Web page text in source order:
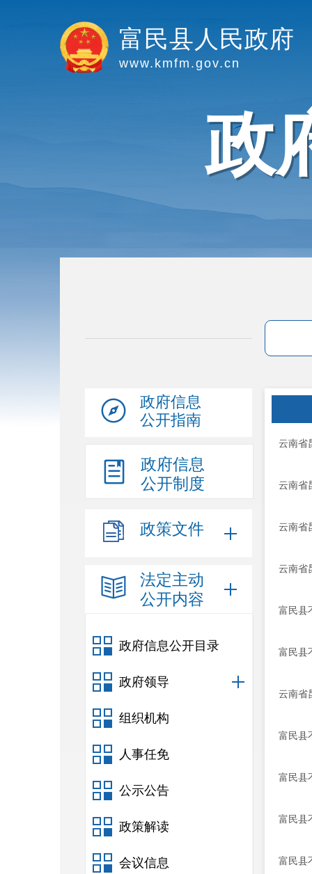
富民县人民政府
www.kmfm.gov.cn
政
政府信息
公开指南
政府信息
公开制度
政策文件
法定主动
公开内容
政府信息公开目录
政府领导
组织机构
人事任免
公示公告
政策解读
会议信息
云南省
云南省
云南省
云南省
富民县
富民县
云南省
富民县
富民县
富民县
富民县